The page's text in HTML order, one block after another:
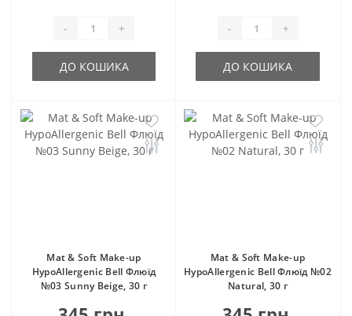
- +
ДО КОШИКА
- +
ДО КОШИКА
Mat & Soft Make-up
HypoAllergenic Bell Флюїд
№03 Sunny Beige, 30 г
Mat & Soft Make-up
HypoAllergenic Bell Флюїд №02
Natural, 30 г